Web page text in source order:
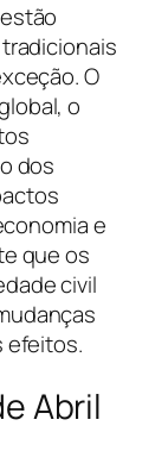
O
o
dos
e
que os
civil
efeitos.
Abril